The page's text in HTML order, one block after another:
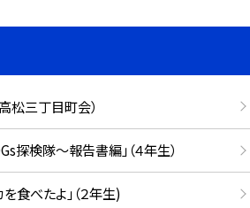
松三丁目町会）
探検隊〜報告書編」（４年生）
食べたよ」（２年生)